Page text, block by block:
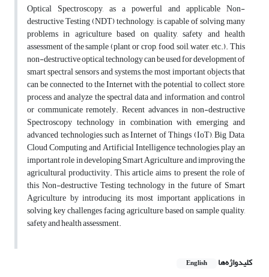
Optical Spectroscopy, as a powerful and applicable Non-
destructive Testing (NDT) technology, is capable of solving many
problems in agriculture based on quality, safety and health
assessment of the sample (plant or crop, food, soil, water, etc.). This
non-destructive optical technology can be used for development of
smart spectral sensors and systems, the most important objects that
can be connected to the Internet with the potential to collect, store,
process and analyze the spectral data and information, and control
or communicate remotely. Recent advances in non-destructive
Spectroscopy technology in combination with emerging and
advanced technologies such as Internet of Things (IoT), Big Data,
Cloud Computing, and Artificial Intelligence technologies, play an
important role in developing Smart Agriculture and improving the
agricultural productivity. This article aims to present the role of
this Non-destructive Testing technology in the future of Smart
Agriculture by introducing its most important applications in
solving key challenges facing agriculture based on sample quality,
safety and health assessment.
کلیدواژه‌ها English